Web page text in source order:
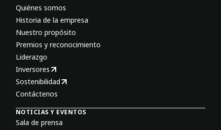
Quiénes somos
Historia de la empresa
Nuestro propósito
Premios y reconocimiento
Liderazgo
Inversores
Sostenibilidad
Contáctenos
NOTICIAS Y EVENTOS
Sala de prensa